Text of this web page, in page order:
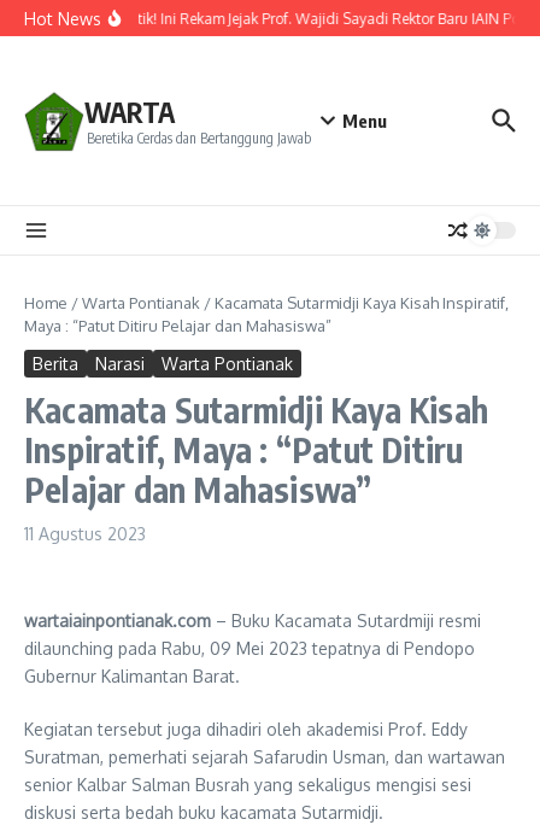
Lewati ke konten
Hot News
Resmi Dilantik! Ini Rekam Jejak Prof. Wajidi Sayadi Rektor Baru IAIN
WARTA
Beretika Cerdas dan Bertanggung Jawab
Menu
Home /Warta Pontianak / Kacamata Sutarmidji Kaya Kisah Inspiratif,
Maya : “Patut Ditiru Pelajar dan Mahasiswa”
Berita Narasi Warta Pontianak
Kacamata Sutarmidji Kaya Kisah
Inspiratif, Maya : “Patut Ditiru
Pelajar dan Mahasiswa”
11 Agustus 2023
wartaiainpontianak.com – Buku Kacamata Sutardmiji resmi
dilaunching pada Rabu, 09 Mei 2023 tepatnya di Pendopo
Gubernur Kalimantan Barat.
Kegiatan tersebut juga dihadiri oleh akademisi Prof. Eddy
Suratman, pemerhati sejarah Safarudin Usman, dan wartawan
senior Kalbar Salman Busrah yang sekaligus mengisi sesi
diskusi serta bedah buku kacamata Sutarmidji.